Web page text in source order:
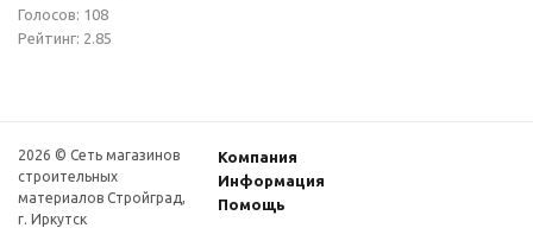
Голосов: 108
Рейтинг: 2.85
2026 © Сеть магазинов
строительных
материалов Стройград,
г. Иркутск
Компания
Информация
Помощь